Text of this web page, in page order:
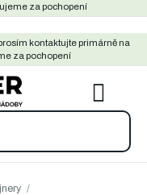
za pochopení
kontaktujte primárně na
za pochopení
KOŠÍK
/